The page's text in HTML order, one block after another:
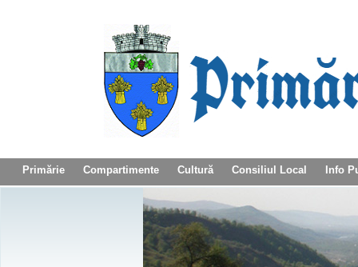
Primărie Compartimente Cultură Consiliul Local Info